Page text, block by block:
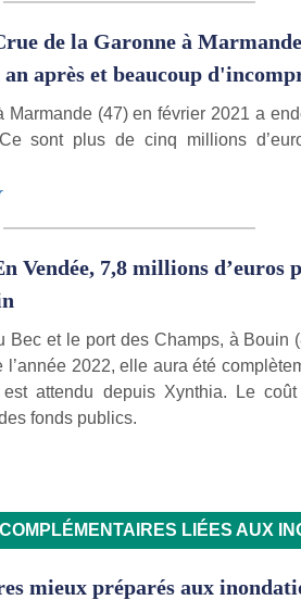
de la Garonne à
après et beaucoup
Marmande (47) en février 2021 a
sont plus de cinq millions
Vendée, 7,8 millions d’euros
Bec et le port des Champs, à Bouin
2022, elle aura été
attendu depuis Xynthia. Le
fonds publics.
COMPLÉMENTAIRES LIÉES AUX
mieux préparés aux